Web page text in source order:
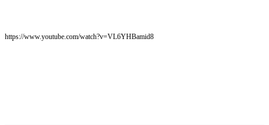
https://www.youtube.com/watch?v=VL6YHBamid8